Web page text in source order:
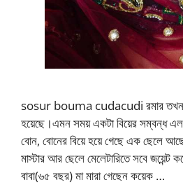
sosur bouma cudacudi রমার তখন
হয়েছে।এমন সময় একটা বিয়ের সম্বন্ধ
বোন, বোনের বিয়ে হয়ে গেছে এক ছেলে
মাস্টার আর ছেলে মেলেটারিতে সবে
বাবা(৬৫ বছর) মা মারা গেছেন কয়েক …